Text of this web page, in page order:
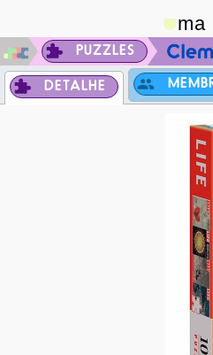
PUZZLES
DETALHE